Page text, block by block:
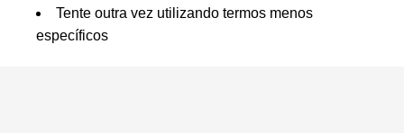
Tente outra vez utilizando termos menos
específicos